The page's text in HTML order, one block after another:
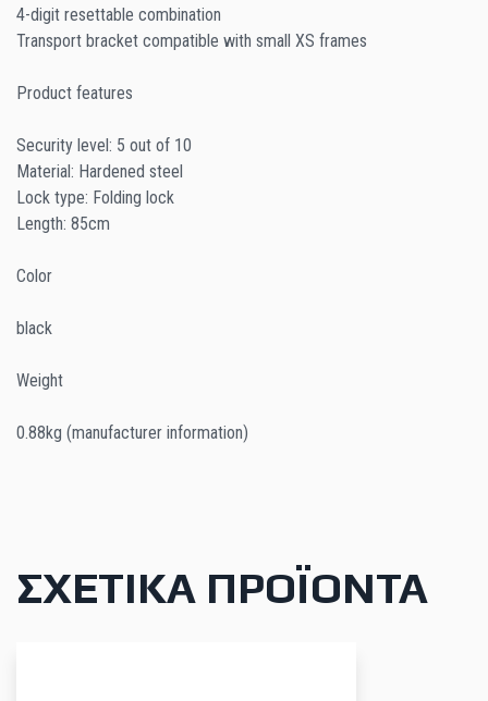
4-digit resettable combination
Transport bracket compatible with small XS frames
Product features
Security level: 5 out of 10
Material: Hardened steel
Lock type: Folding lock
Length: 85cm
Color
black
Weight
0.88kg (manufacturer information)
ΣΧΕΤΙΚΆ ΠΡΟΪΌΝΤΑ